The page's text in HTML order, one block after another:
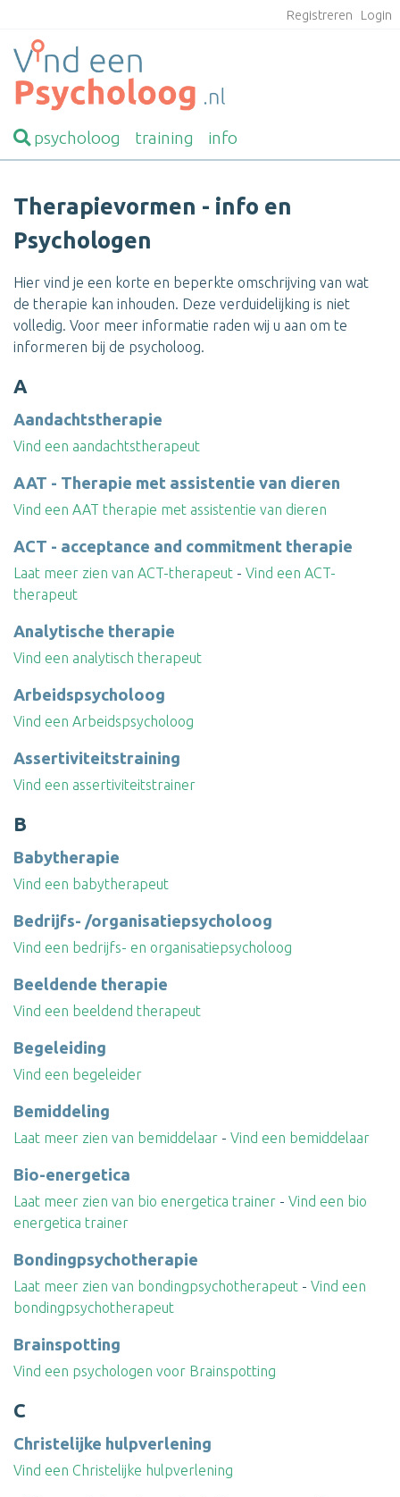
Registreren Login
psycholoog training info
Therapievormen - info en
Psychologen
Hier vind je een korte en beperkte omschrijving van wat
de therapie kan inhouden. Deze verduidelijking is niet
volledig. Voor meer informatie raden wij u aan om te
informeren bij de psycholoog.
A
Aandachtstherapie
Vind een aandachtstherapeut
AAT - Therapie met assistentie van dieren
Vind een AAT therapie met assistentie van dieren
ACT - acceptance and commitment therapie
Laat meer zien van ACT-therapeut - Vind een ACT-
therapeut
Analytische therapie
Vind een analytisch therapeut
Arbeidspsycholoog
Vind een Arbeidspsycholoog
Assertiviteitstraining
Vind een assertiviteitstrainer
B
Babytherapie
Vind een babytherapeut
Bedrijfs- /organisatiepsycholoog
Vind een bedrijfs- en organisatiepsycholoog
Beeldende therapie
Vind een beeldend therapeut
Begeleiding
Vind een begeleider
Bemiddeling
Laat meer zien van bemiddelaar - Vind een bemiddelaar
Bio-energetica
Laat meer zien van bio energetica trainer - Vind een bio
energetica trainer
Bondingpsychotherapie
Laat meer zien van bondingpsychotherapeut - Vind een
bondingpsychotherapeut
Brainspotting
Vind een psychologen voor Brainspotting
C
Christelijke hulpverlening
Vind een Christelijke hulpverlening